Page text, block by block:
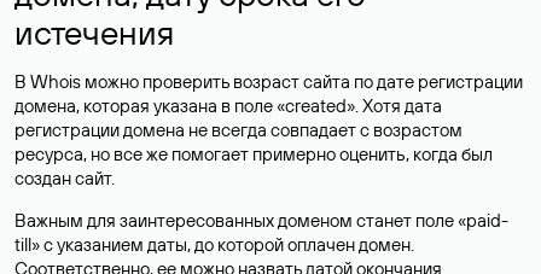
истечения
В Whois можно проверить возраст сайта по дате регистрации
домена, которая указана в поле «created». Хотя дата
регистрации домена не всегда совпадает с возрастом
ресурса, но все же помогает примерно оценить, когда был
создан сайт.
Важным для заинтересованных доменом станет поле «paid-
till» с указанием даты, до которой оплачен домен.
Соответственно, ее можно назвать датой окончания